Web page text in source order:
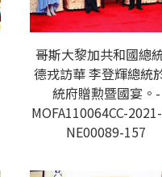
哥斯大黎加共和國總
德戎訪華 李登輝總統
統府贈勲暨國宴。-
MOFA110064CC-
NE00089-157